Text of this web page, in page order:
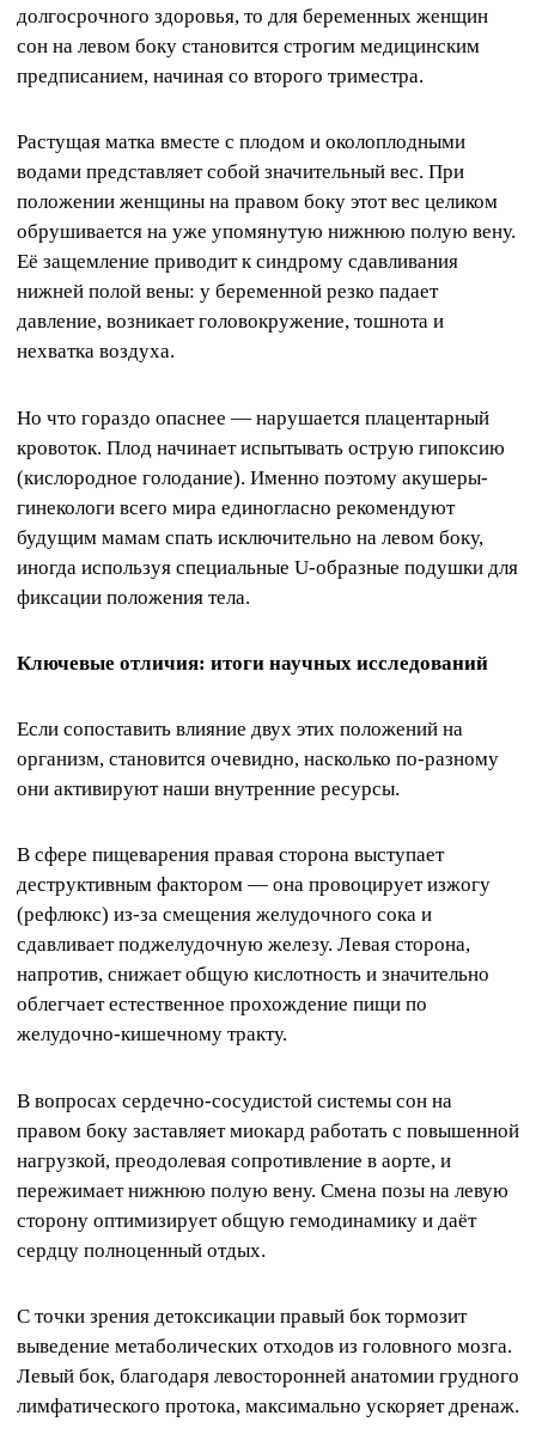
долгосрочного здоровья, то для беременных женщин
сон на левом боку становится строгим медицинским
предписанием, начиная со второго триместра.
Растущая матка вместе с плодом и околоплодными
водами представляет собой значительный вес. При
положении женщины на правом боку этот вес целиком
обрушивается на уже упомянутую нижнюю полую вену.
Её защемление приводит к синдрому сдавливания
нижней полой вены: у беременной резко падает
давление, возникает головокружение, тошнота и
нехватка воздуха.
Но что гораздо опаснее — нарушается плацентарный
кровоток. Плод начинает испытывать острую гипоксию
(кислородное голодание). Именно поэтому акушеры-
гинекологи всего мира единогласно рекомендуют
будущим мамам спать исключительно на левом боку,
иногда используя специальные U-образные подушки для
фиксации положения тела.
Ключевые отличия: итоги научных исследований
Если сопоставить влияние двух этих положений на
организм, становится очевидно, насколько по-разному
они активируют наши внутренние ресурсы.
В сфере пищеварения правая сторона выступает
деструктивным фактором — она провоцирует изжогу
(рефлюкс) из-за смещения желудочного сока и
сдавливает поджелудочную железу. Левая сторона,
напротив, снижает общую кислотность и значительно
облегчает естественное прохождение пищи по
желудочно-кишечному тракту.
В вопросах сердечно-сосудистой системы сон на
правом боку заставляет миокард работать с повышенной
нагрузкой, преодолевая сопротивление в аорте, и
пережимает нижнюю полую вену. Смена позы на левую
сторону оптимизирует общую гемодинамику и даёт
сердцу полноценный отдых.
С точки зрения детоксикации правый бок тормозит
выведение метаболических отходов из головного мозга.
Левый бок, благодаря левосторонней анатомии грудного
лимфатического протока, максимально ускоряет дренаж.